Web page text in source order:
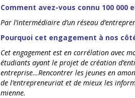
Comment avez-vous connu 100 000
Par l’intermédiaire d’un réseau
Pourquoi cet engagement à nos
Cet engagement est en corrélation avec
étudiants ayant le projet de création
entreprise…Rencontrer les jeunes en
de l’entrepreneuriat et de mieux les
mienne.